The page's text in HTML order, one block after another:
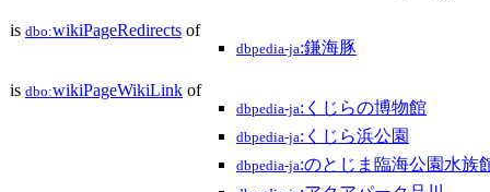
is dbo:wikiPageRedirects of
dbpedia-ja:鎌海豚
is dbo:wikiPageWikiLink of
dbpedia-ja:くじらの博物館
dbpedia-ja:くじら浜公園
dbpedia-ja:のとじま臨海公園水族